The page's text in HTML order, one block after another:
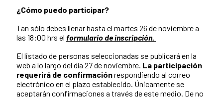
¿Cómo puedo participar?
Tan sólo debes llenar hasta el martes 26 de noviembre a
las 18:00 hrs el formulario de inscripción.
El listado de personas seleccionadas se publicará en la
web a lo largo del día 27 de noviembre. La participación
requerirá de confirmaciónrespondiendo al correo
electrónico en el plazo establecido. Únicamente se
aceptarán confirmaciones a través de este medio. De no